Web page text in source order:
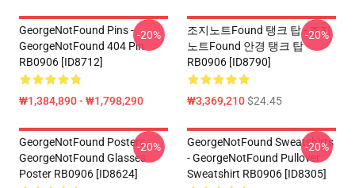
GeorgeNotFound Pins -
GeorgeNotFound 404 Pin
RB0906 [ID8712]
₩1,384,890 - ₩1,798,290
-20%
조지노트Found 탱크 탑 - 조지
노트Found 안경 탱크 탑
RB0906 [ID8790]
₩3,369,210$24.45
-20%
GeorgeNotFound Posters -
GeorgeNotFound Glasses
Poster RB0906 [ID8624]
-20%
GeorgeNotFound Sweatshirts
- GeorgeNotFound Pullover
Sweatshirt RB0906 [ID8305]
-20%